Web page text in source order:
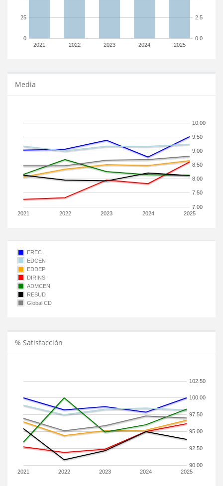
2021 2022 2023 2024 2025
0
25
0.0
2.5
Media
2021 2022 2023 2024 2025
7.00
7.50
8.00
8.50
9.00
9.50
10.00
EREC
EDCEN
EDDEP
DIRINS
ADMCEN
RESUD
Global CD
% Satisfacción
2021 2022 2023 2024 2025
90.00
92.50
95.00
97.50
100.00
102.50